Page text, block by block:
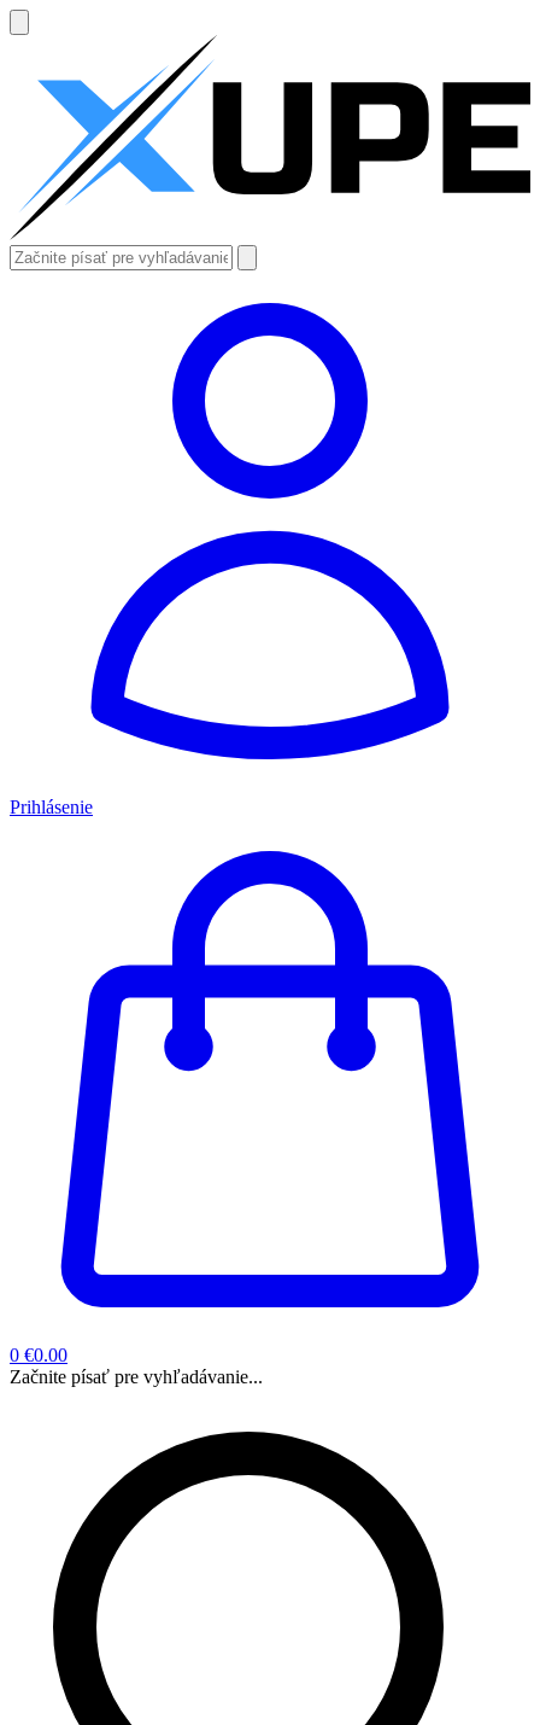
Prihlásenie
0 €0.00
Začnite písať pre vyhľadávanie...